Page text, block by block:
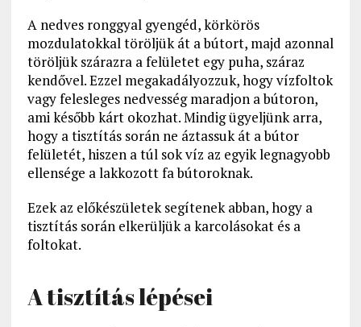
A nedves ronggyal gyengéd, körkörös
mozdulatokkal töröljük át a bútort, majd azonnal
töröljük szárazra a felületet egy puha, száraz
kendővel. Ezzel megakadályozzuk, hogy vízfoltok
vagy felesleges nedvesség maradjon a bútoron,
ami később kárt okozhat. Mindig ügyeljünk arra,
hogy a tisztítás során ne áztassuk át a bútor
felületét, hiszen a túl sok víz az egyik legnagyobb
ellensége a lakkozott fa bútoroknak.
Ezek az előkészületek segítenek abban, hogy a
tisztítás során elkerüljük a karcolásokat és a
foltokat.
A tisztítás lépései